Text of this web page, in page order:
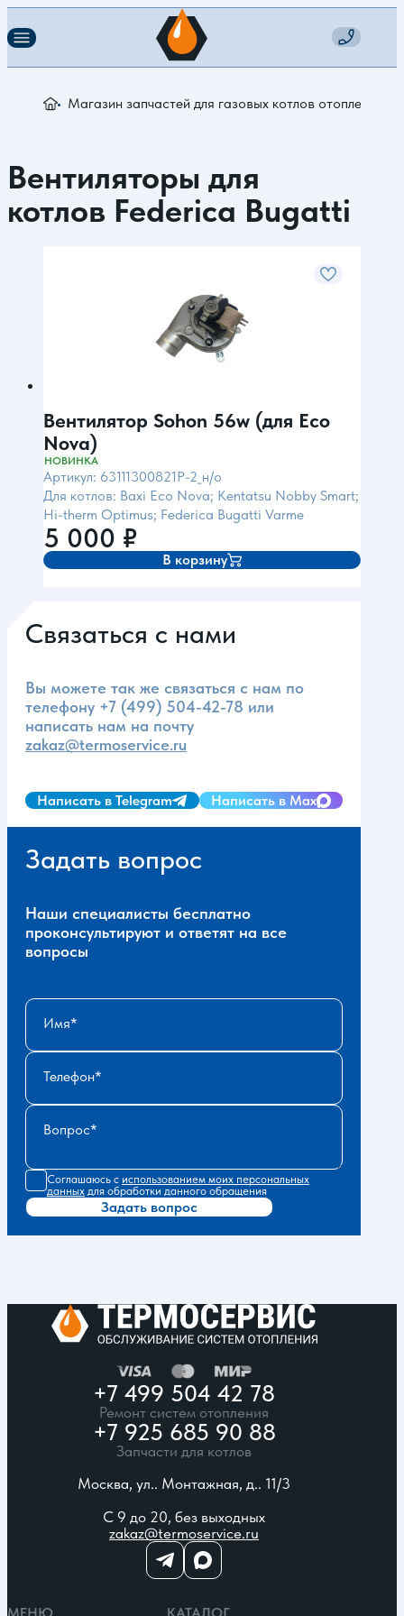
Магазин запчастей для газовых котлов отопления
Вентиляторы для
котлов Federica Bugatti
Вентилятор Sohon 56w (для Eco
Nova)
НОВИНКА
Артикул: 63111300821P-2_н/о
Для котлов: Baxi Eco Nova; Kentatsu Nobby Smart;
Hi-therm Optimus; Federica Bugatti Varme
5 000 ₽
В корзину
Связаться с нами
Вы можете так же связаться с нам по
телефону +7 (499) 504-42-78 или
написать нам на почту
zakaz@termoservice.ru
Написать в Telegram Написать в Max
Задать вопрос
Наши специалисты бесплатно
проконсультируют и ответят на все
вопросы
Имя
Телефон
Вопрос
Соглашаюсь с использованием моих персональных
данных для обработки данного обращения
Задать вопрос
+7 499 504 42 78
Ремонт систем отопления
+7 925 685 90 88
Запчасти для котлов
Москва, ул.. Монтажная, д.. 11/3
С 9 до 20, без выходных
zakaz@termoservice.ru